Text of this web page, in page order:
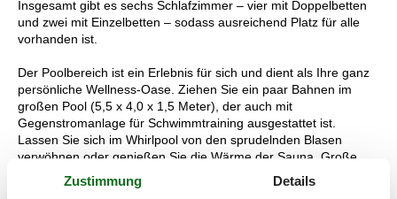
Insgesamt gibt es sechs Schlafzimmer – vier mit Doppelbetten
und zwei mit Einzelbetten – sodass ausreichend Platz für alle
vorhanden ist.
Der Poolbereich ist ein Erlebnis für sich und dient als Ihre ganz
persönliche Wellness-Oase. Ziehen Sie ein paar Bahnen im
großen Pool (5,5 x 4,0 x 1,5 Meter), der auch mit
Gegenstromanlage für Schwimmtraining ausgestattet ist.
Lassen Sie sich im Whirlpool von den sprudelnden Blasen
verwöhnen oder genießen Sie die Wärme der Sauna. Große
Panoramafenster sorgen für einen wunderschönen Lichteinfall
und bieten Blick auf die Terrasse und die umliegende Natur.
Zustimmung Details